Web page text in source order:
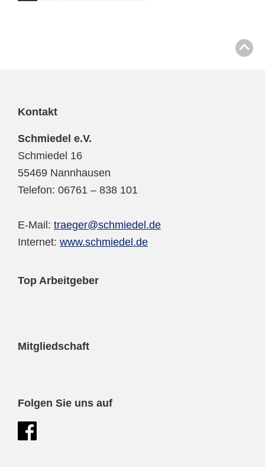
Kontakt
Schmiedel e.V.
Schmiedel 16
55469 Nannhausen
Telefon: 06761 – 838 101
E-Mail: traeger@schmiedel.de
Internet: www.schmiedel.de
Top Arbeitgeber
Mitgliedschaft
Folgen Sie uns auf